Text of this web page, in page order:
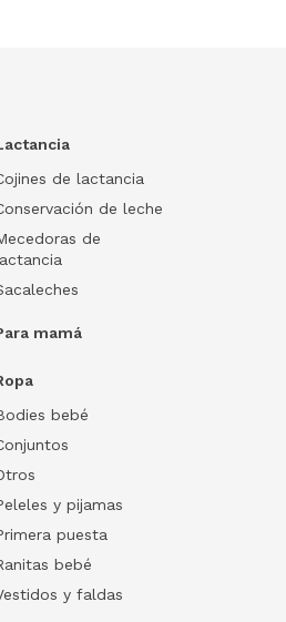
de lactancia
de leche
de
mamá
bebé
y pijamas
puesta
bebé
y faldas